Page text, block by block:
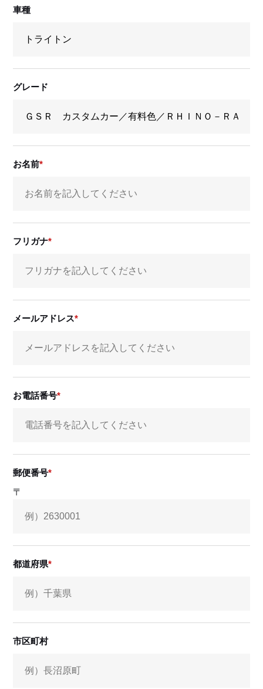
車種
グレード
お名前
フリガナ
メールアドレス
お電話番号
郵便番号
〒
都道府県
市区町村